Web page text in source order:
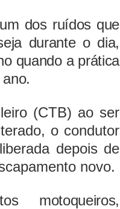
dos ruídos que
durante o dia,
quando a prática
(CTB) ao ser
o condutor
depois de
novo.
motoqueiros,